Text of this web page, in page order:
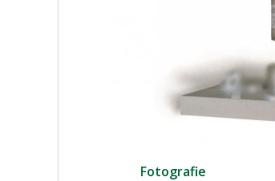
Fotografie